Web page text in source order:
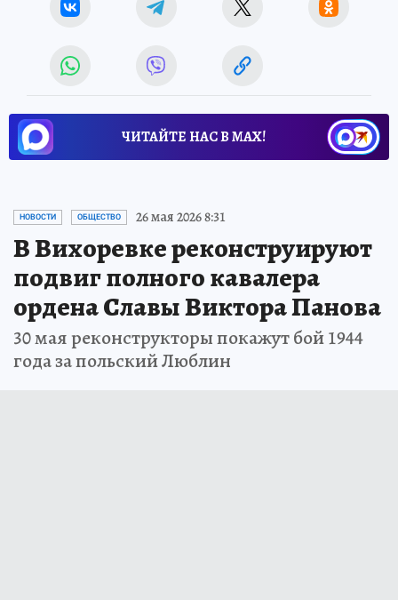
ЧИТАЙТЕ НАС В МАХ!
НОВОСТИ ОБЩЕСТВО 26 мая 2026 8:31
В Вихоревке реконструируют
подвиг полного кавалера
ордена Славы Виктора Панова
30 мая реконструкторы покажут бой 1944
года за польский Люблин